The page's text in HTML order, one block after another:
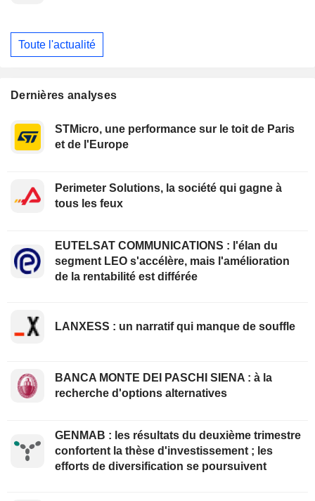
Toute l'actualité
Dernières analyses
STMicro, une performance sur le toit de Paris
et de l'Europe
Perimeter Solutions, la société qui gagne à
tous les feux
EUTELSAT COMMUNICATIONS : l'élan du
segment LEO s'accélère, mais l'amélioration
de la rentabilité est différée
LANXESS : un narratif qui manque de souffle
BANCA MONTE DEI PASCHI SIENA : à la
recherche d'options alternatives
GENMAB : les résultats du deuxième trimestre
confortent la thèse d'investissement ; les
efforts de diversification se poursuivent